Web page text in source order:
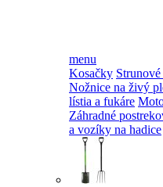
menu
Kosačky
Nožnice na živý
lístia a fukáre
Záhradné
a vozíky na hadice